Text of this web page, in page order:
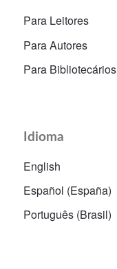
Para Leitores
Para Autores
Para Bibliotecários
Idioma
English
Español (España)
Português (Brasil)